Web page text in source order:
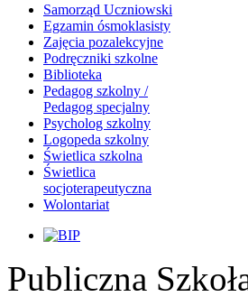
Samorząd Uczniowski
Egzamin ósmoklasisty
Zajęcia pozalekcyjne
Podręczniki szkolne
Biblioteka
Pedagog szkolny /
Pedagog specjalny
Psycholog szkolny
Logopeda szkolny
Świetlica szkolna
Świetlica
socjoterapeutyczna
Wolontariat
Publiczna